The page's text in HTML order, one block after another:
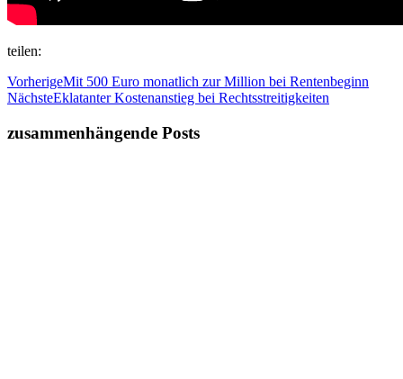
teilen:
VorherigeMit 500 Euro monatlich zur Million bei Rentenbeginn
NächsteEklatanter Kostenanstieg bei Rechtsstreitigkeiten
zusammenhängende Posts